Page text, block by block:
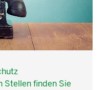
Stellen finden Sie